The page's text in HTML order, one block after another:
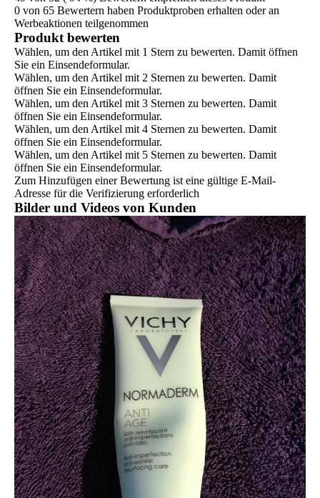
0 von 65 Bewertern haben Produktproben erhalten oder an
Werbeaktionen teilgenommen
Produkt bewerten
Wählen, um den Artikel mit 1 Stern zu bewerten. Damit öffnen
Sie ein Einsendeformular.
Wählen, um den Artikel mit 2 Sternen zu bewerten. Damit
öffnen Sie ein Einsendeformular.
Wählen, um den Artikel mit 3 Sternen zu bewerten. Damit
öffnen Sie ein Einsendeformular.
Wählen, um den Artikel mit 4 Sternen zu bewerten. Damit
öffnen Sie ein Einsendeformular.
Wählen, um den Artikel mit 5 Sternen zu bewerten. Damit
öffnen Sie ein Einsendeformular.
Zum Hinzufügen einer Bewertung ist eine gültige E-Mail-
Adresse für die Verifizierung erforderlich
Bilder und Videos von Kunden